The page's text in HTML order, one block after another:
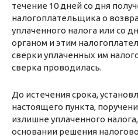
течение 10 дней со дня
налогоплательщика о
уплаченного налога или со
органом и этим
сверки уплаченных им
сверка проводилась.
До истечения срока,
настоящего пункта,
излишне уплаченного
основании решения